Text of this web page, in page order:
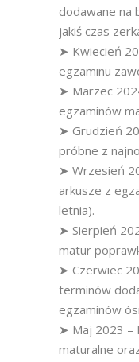
dodawane na
jakiś czas
➤ Kwiecień
egzaminu
➤ Marzec
egzaminów
➤ Grudzień
próbne z
➤ Wrzesień
arkusze z
letnia).
➤ Sierpień
matur
➤ Czerwiec
terminów
egzaminów
➤ Maj 2023 –
maturalne